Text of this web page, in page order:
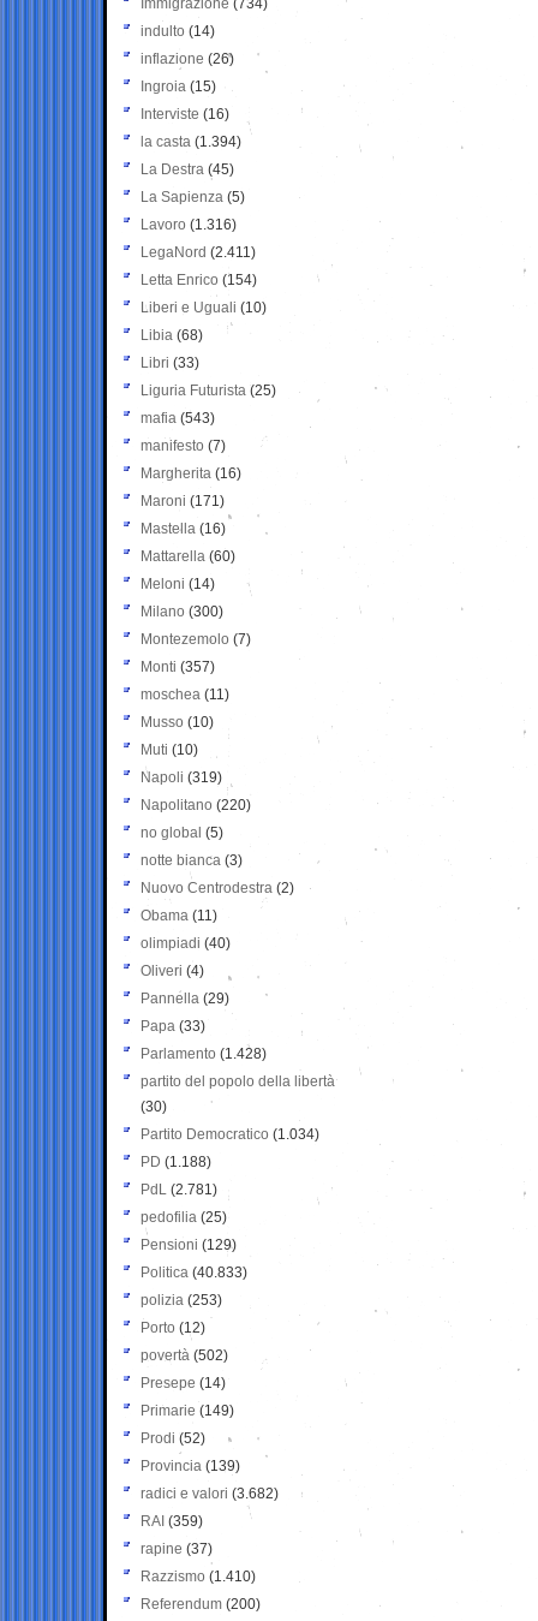
Immigrazione (734)
indulto (14)
inflazione (26)
Ingroia (15)
Interviste (16)
la casta (1.394)
La Destra (45)
La Sapienza (5)
Lavoro (1.316)
LegaNord (2.411)
Letta Enrico (154)
Liberi e Uguali (10)
Libia (68)
Libri (33)
Liguria Futurista (25)
mafia (543)
manifesto (7)
Margherita (16)
Maroni (171)
Mastella (16)
Mattarella (60)
Meloni (14)
Milano (300)
Montezemolo (7)
Monti (357)
moschea (11)
Musso (10)
Muti (10)
Napoli (319)
Napolitano (220)
no global (5)
notte bianca (3)
Nuovo Centrodestra (2)
Obama (11)
olimpiadi (40)
Oliveri (4)
Pannella (29)
Papa (33)
Parlamento (1.428)
partito del popolo della libertà
(30)
Partito Democratico (1.034)
PD (1.188)
PdL (2.781)
pedofilia (25)
Pensioni (129)
Politica (40.833)
polizia (253)
Porto (12)
povertà (502)
Presepe (14)
Primarie (149)
Prodi (52)
Provincia (139)
radici e valori (3.682)
RAI (359)
rapine (37)
Razzismo (1.410)
Referendum (200)